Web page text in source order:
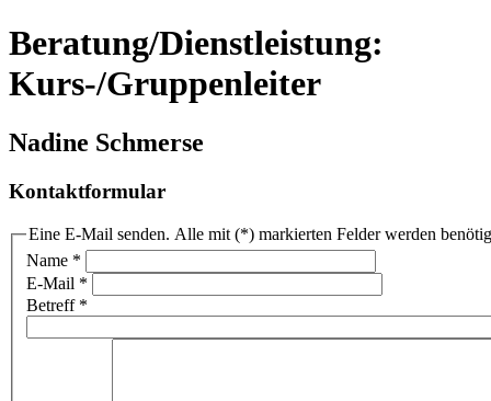
Beratung/Dienstleistung:
Kurs-/Gruppenleiter
Nadine Schmerse
Kontaktformular
Eine E-Mail senden. Alle mit (*) markierten Felder werden
Name *
E-Mail *
Betreff*